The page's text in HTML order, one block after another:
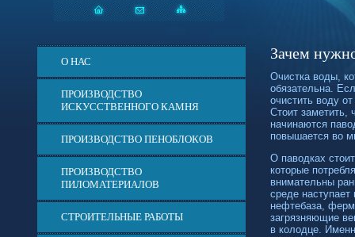
О НАС
ПРОИЗВОДСТВО
ИСКУССТВЕННОГО КАМНЯ
ПРОИЗВОДСТВО ПЕНОБЛОКОВ
ПРОИЗВОДСТВО
ПИЛОМАТЕРИАЛОВ
СТРОИТЕЛЬНЫЕ РАБОТЫ
Зачем
Очистка воды,
обязательна.
очистить воду
Стоит заметить,
начинаются
повышается во
О паводках
которые
внимательны
среде
нефтебаза,
загрязняющие
в колодце.